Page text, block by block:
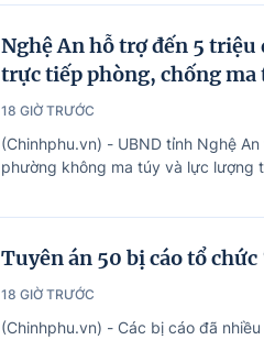
Nghệ An hỗ trợ đến 5
trực tiếp phòng, chống ma
18 GIỜ TRƯỚC
(Chinhphu.vn) - UBND tỉnh Nghệ
phường không ma túy và lực lượng
Tuyên án 50 bị cáo tổ
18 GIỜ TRƯỚC
(Chinhphu.vn) - Các bị cáo đã